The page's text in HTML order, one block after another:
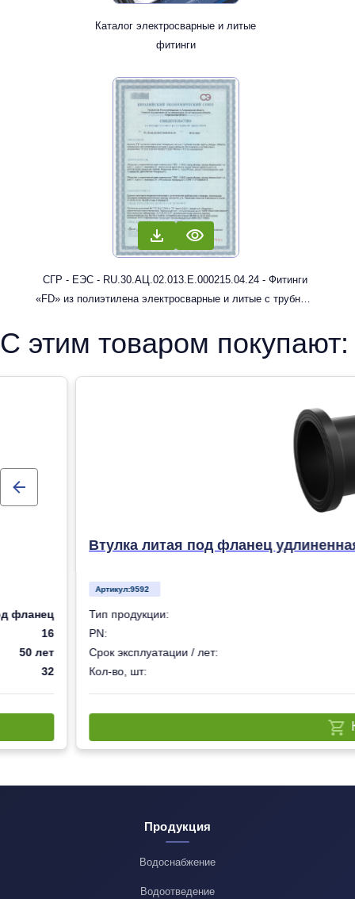
Каталог электросварные и литые
фитинги
СГР - ЕЭС - RU.30.АЦ.02.013.Е.000215.04.24 - Фитинги
«FD» из полиэтилена электросварные и литые с трубным
С этим товаром покупают:
фланец
16
50 лет
32
Втулка литая под фланец
Артикул:9592
Тип продукции:
PN:
Срок эксплуатации / лет:
Кол-во, шт:
Продукция
Водоснабжение
Водоотведение